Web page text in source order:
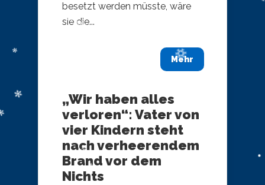
besetzt werden müsste, wäre
sie die...
Mehr
„Wir haben alles
verloren“: Vater von
vier Kindern steht
nach verheerendem
Brand vor dem
Nichts